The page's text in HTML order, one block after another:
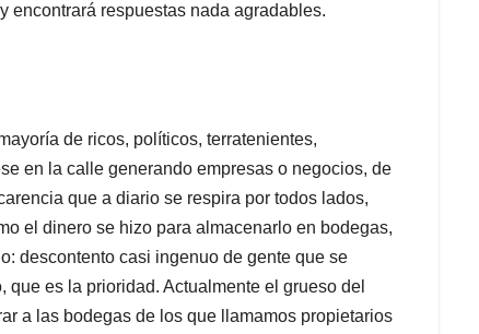
encontrará respuestas nada agradables.
de ricos, políticos, terratenientes,
en la calle generando empresas o negocios, de
que a diario se respira por todos lados,
el dinero se hizo para almacenarlo en bodegas,
descontento casi ingenuo de gente que se
es la prioridad. Actualmente el grueso del
a las bodegas de los que llamamos propietarios